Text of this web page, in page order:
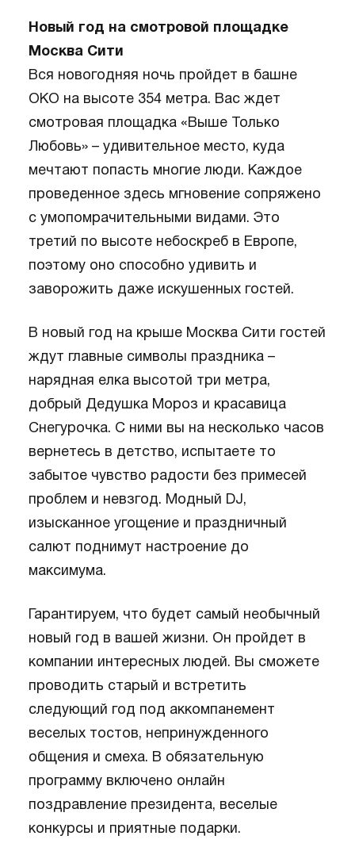
Новый год на смотровой площадке
Москва Сити
Вся новогодняя ночь пройдет в башне
ОКО на высоте 354 метра. Вас ждет
смотровая площадка «Выше Только
Любовь» – удивительное место, куда
мечтают попасть многие люди. Каждое
проведенное здесь мгновение сопряжено
с умопомрачительными видами. Это
третий по высоте небоскреб в Европе,
поэтому оно способно удивить и
заворожить даже искушенных гостей.
В новый год на крыше Москва Сити гостей
ждут главные символы праздника –
нарядная елка высотой три метра,
добрый Дедушка Мороз и красавица
Снегурочка. С ними вы на несколько часов
вернетесь в детство, испытаете то
забытое чувство радости без примесей
проблем и невзгод. Модный DJ,
изысканное угощение и праздничный
салют поднимут настроение до
максимума.
Гарантируем, что будет самый необычный
новый год в вашей жизни. Он пройдет в
компании интересных людей. Вы сможете
проводить старый и встретить
следующий год под аккомпанемент
веселых тостов, непринужденного
общения и смеха. В обязательную
программу включено онлайн
поздравление президента, веселые
конкурсы и приятные подарки.